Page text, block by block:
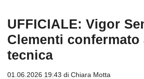
UFFICIALE: Vigor
Clementi
tecnica
01.06.2026 19:43 di Chiara Motta